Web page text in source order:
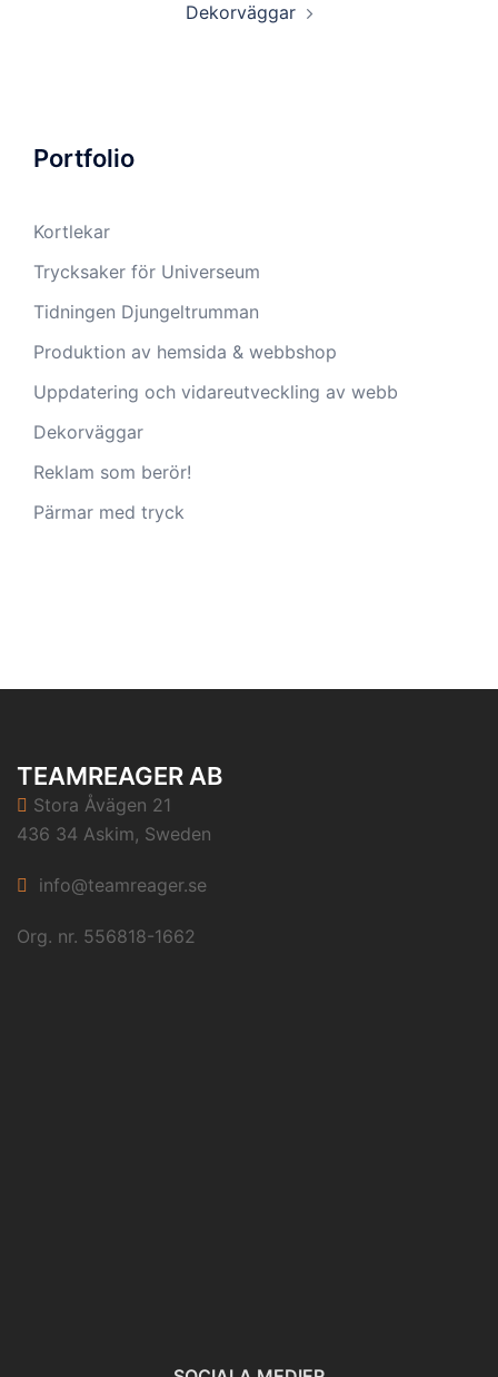
Dekorväggar
Portfolio
Kortlekar
Trycksaker för Universeum
Tidningen Djungeltrumman
Produktion av hemsida & webbshop
Uppdatering och vidareutveckling av webb
Dekorväggar
Reklam som berör!
Pärmar med tryck
TEAMREAGER AB
Stora Åvägen 21
436 34 Askim, Sweden
info@teamreager.se
Org. nr. 556818-1662